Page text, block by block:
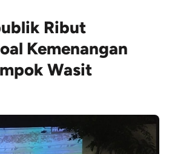
Ribut
Kemenangan
Wasit